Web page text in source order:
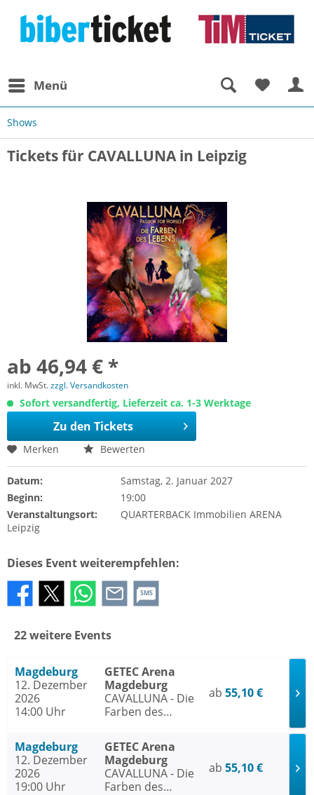
Menü
Shows
Tickets für CAVALLUNA in Leipzig
ab 46,94 € *
inkl. MwSt.zzgl. Versandkosten
Sofort versandfertig, Lieferzeit ca. 1-3 Werktage
Zu den Tickets
Merken Bewerten
Datum:
Samstag, 2. Januar 2027
Beginn:
19:00
Veranstaltungsort:
QUARTERBACK Immobilien ARENA
Leipzig
Dieses Event weiterempfehlen:
SMS
22 weitere Events
Magdeburg
12. Dezember
2026
14:00 Uhr
GETEC Arena
Magdeburg
CAVALLUNA - Die
Farben des
ab 55,10 €
Magdeburg
12. Dezember
2026
19:00 Uhr
GETEC Arena
Magdeburg
CAVALLUNA - Die
Farben des
ab 55,10 €